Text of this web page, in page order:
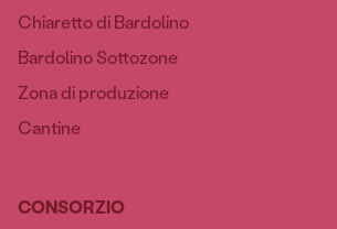
Chiaretto di Bardolino
Bardolino Sottozone
Zona di produzione
Cantine
CONSORZIO